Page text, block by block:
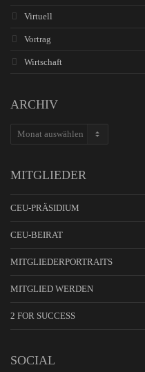
Virtuell
Vortrag
Wirtschaft
ARCHIV
ARCHIV
MITGLIEDER
CEU-PRÄSIDIUM
CEU-BEIRAT
MITGLIEDERPORTRAITS
MITGLIED WERDEN
2 FOR SUCCESS
SOCIAL